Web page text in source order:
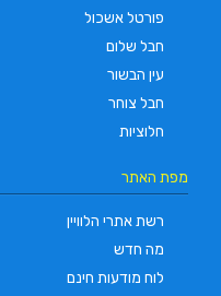
פורטל אשכול
חבל שלום
עין הבשור
חבל צוחר
חלוציות
מפת האתר
רשת אתרי הלוויין
מה חדש
לוח מודעות חינם